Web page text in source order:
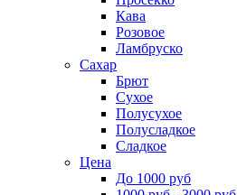
Кава
Розовое
Ламбруско
Сахар
Брют
Сухое
Полусухое
Полусладкое
Сладкое
Цена
До 1000 руб